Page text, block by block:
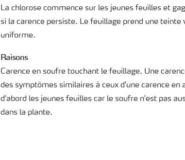
La chlorose commence sur les jeunes feuilles et
si la carence persiste. Le feuillage prend une teinte
uniforme.
Raisons
Carence en soufre touchant le feuillage. Une
des symptômes similaires à ceux d'une carence en
d'abord les jeunes feuilles car le soufre n'est pas
dans la plante.